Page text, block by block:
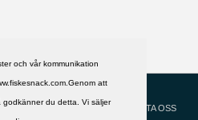
och vår kommunikation
att
godkänner du detta. Vi säljer
HJÄLP
KONTAKTA OSS